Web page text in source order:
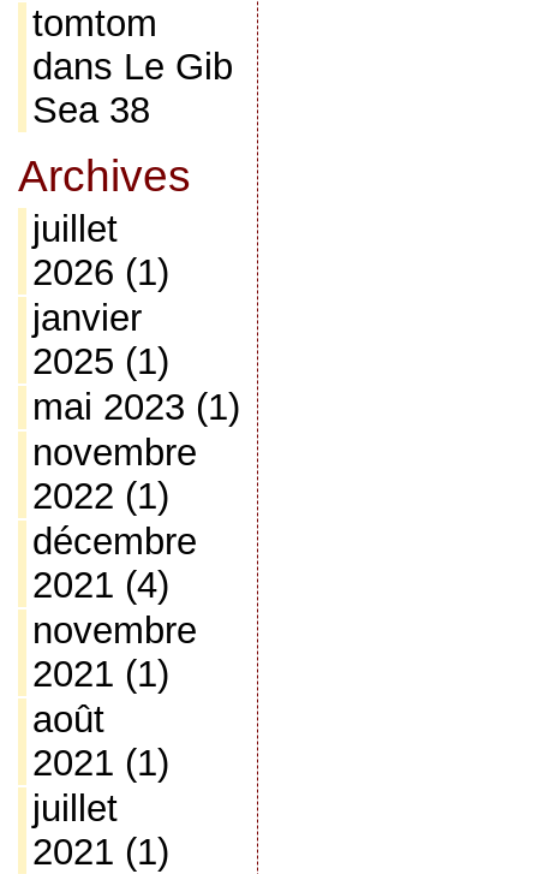
tomtom
dans Le Gib
Sea 38
Archives
juillet
2026 (1)
janvier
2025 (1)
mai 2023 (1)
novembre
2022 (1)
décembre
2021 (4)
novembre
2021 (1)
août
2021 (1)
juillet
2021 (1)